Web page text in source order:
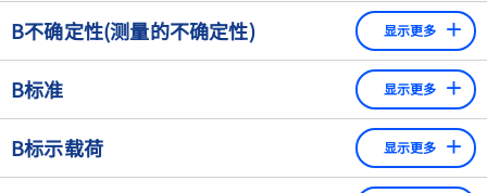
自动检重秤上根据几个重量等级对物体进行分类，检重秤无
法将物体分配到特定重量等级的不确定范围。.
B不确定性(测量的不确定性) 显示更多
测量的不确定性 "u "规定了测量值的范围，未知的、无误差
的结果位于其中，通常有95%的统计确定性。 ​
B标准 显示更多
用于定义、实现、保存或复制单位的物质尺度、测量仪器、
参考材料或测量系统。在称重技术中，主要是作为质量标准
的砝码。具有最高精度的标准被称为初级标准或原器。
B标示载荷 显示更多